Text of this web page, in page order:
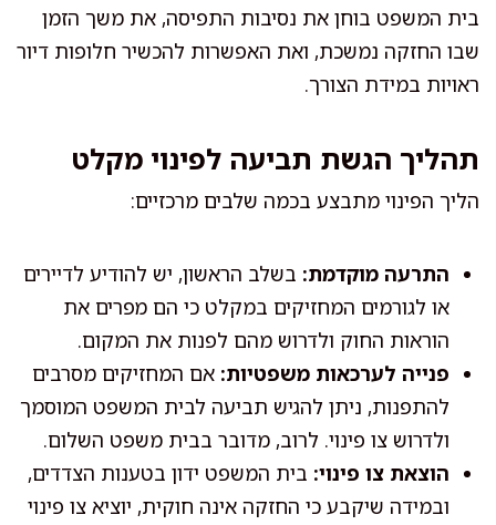
בית המשפט בוחן את נסיבות התפיסה, את משך הזמן
שבו החזקה נמשכת, ואת האפשרות להכשיר חלופות דיור
ראויות במידת הצורך.
תהליך הגשת תביעה לפינוי מקלט
הליך הפינוי מתבצע בכמה שלבים מרכזיים:
התרעה מוקדמת: בשלב הראשון, יש להודיע לדיירים
או לגורמים המחזיקים במקלט כי הם מפרים את
הוראות החוק ולדרוש מהם לפנות את המקום.
פנייה לערכאות משפטיות: אם המחזיקים מסרבים
להתפנות, ניתן להגיש תביעה לבית המשפט המוסמך
ולדרוש צו פינוי. לרוב, מדובר בבית משפט השלום.
הוצאת צו פינוי: בית המשפט ידון בטענות הצדדים,
ובמידה שיקבע כי החזקה אינה חוקית, יוציא צו פינוי